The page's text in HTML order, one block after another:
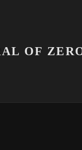
OF